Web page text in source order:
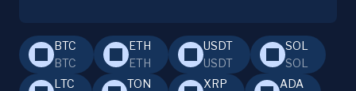
BTC
BTC
ETH
ETH
USDT
USDT
SOL
SOL
LTC
TON
XRP
ADA